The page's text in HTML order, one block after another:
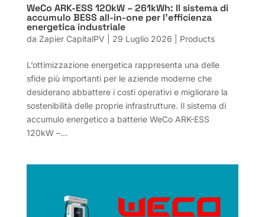
WeCo ARK-ESS 120kW – 261kWh: Il sistema di
accumulo BESS all-in-one per l’efficienza
energetica industriale
da Zapier CapitalPV 29 Luglio 2026 Products
L’ottimizzazione energetica rappresenta una delle
sfide più importanti per le aziende moderne che
desiderano abbattere i costi operativi e migliorare la
sostenibilità delle proprie infrastrutture. Il sistema di
accumulo energetico a batterie WeCo ARK-ESS
120kW –...